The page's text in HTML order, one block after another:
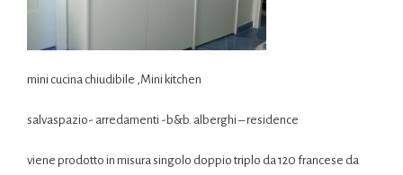
mini cucina chiudibile ,Mini kitchen
salvaspazio- arredamenti -b&b. alberghi – residence
viene prodotto in misura singolo doppio triplo da 120 francese da